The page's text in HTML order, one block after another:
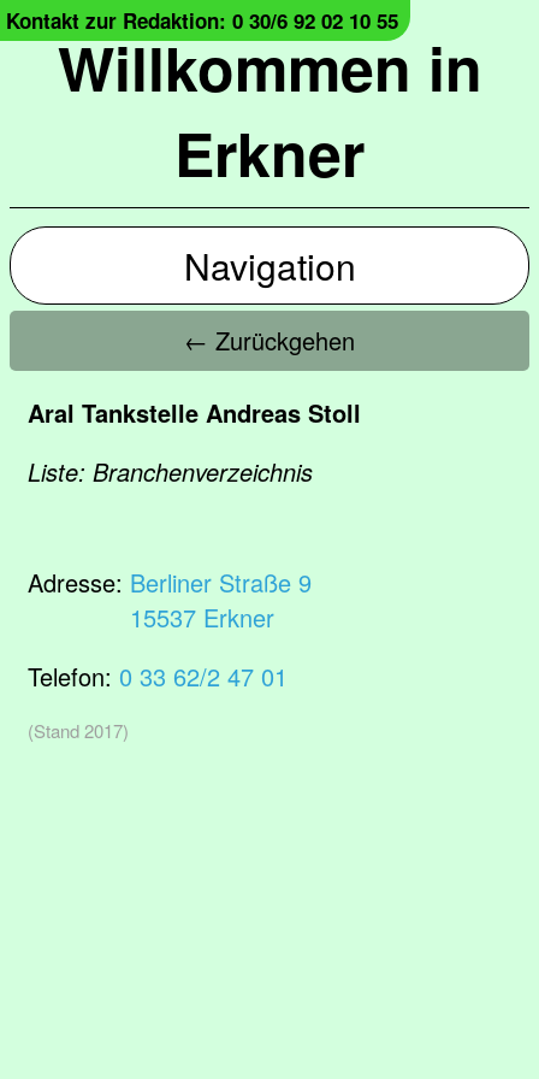
Willkommen in
Erkner
Kontakt zur Redaktion: 0 30/6 92 02 10 55
Navigation
← Zurückgehen
Aral Tankstelle Andreas Stoll
Liste: Branchenverzeichnis
Adresse: Berliner Straße 9
15537 Erkner
Telefon: 0 33 62/2 47 01
(Stand 2017)